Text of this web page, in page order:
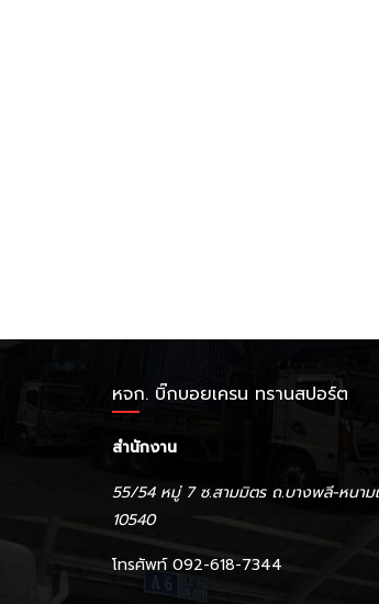
หจก. บิ๊กบอยเครน ทรานสปอร์ต
สำนักงาน
55/54 หมู่ 7 ซ.สามมิตร ถ.บางพลี-หนาม
10540
โทรศัพท์ 092-618-7344